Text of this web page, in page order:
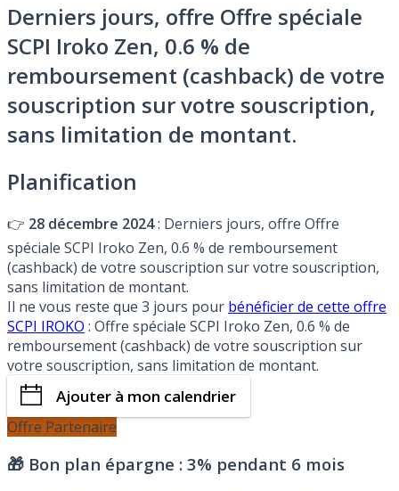
Derniers jours, offre Offre spéciale
SCPI Iroko Zen, 0.6 % de
remboursement (cashback) de votre
souscription sur votre souscription,
sans limitation de montant.
Planification
👉 28 décembre 2024: Derniers jours, offre Offre
spéciale SCPI Iroko Zen, 0.6 % de remboursement
(cashback) de votre souscription sur votre souscription,
sans limitation de montant.
Il ne vous reste que 3 jours pour bénéficier de cette offre
SCPI IROKO : Offre spéciale SCPI Iroko Zen, 0.6 % de
remboursement (cashback) de votre souscription sur
votre souscription, sans limitation de montant.
Ajouter à mon calendrier
Offre Partenaire
🎁 Bon plan épargne : 3% pendant 6 mois